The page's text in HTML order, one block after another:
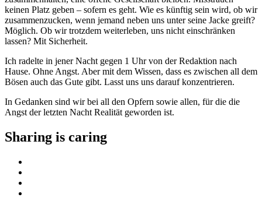
keinen Platz geben – sofern es geht. Wie es künftig sein wird, ob wir
zusammenzucken, wenn jemand neben uns unter seine Jacke greift?
Möglich. Ob wir trotzdem weiterleben, uns nicht einschränken
lassen? Mit Sicherheit.
Ich radelte in jener Nacht gegen 1 Uhr von der Redaktion nach
Hause. Ohne Angst. Aber mit dem Wissen, dass es zwischen all dem
Bösen auch das Gute gibt. Lasst uns uns darauf konzentrieren.
In Gedanken sind wir bei all den Opfern sowie allen, für die die
Angst der letzten Nacht Realität geworden ist.
Sharing is caring